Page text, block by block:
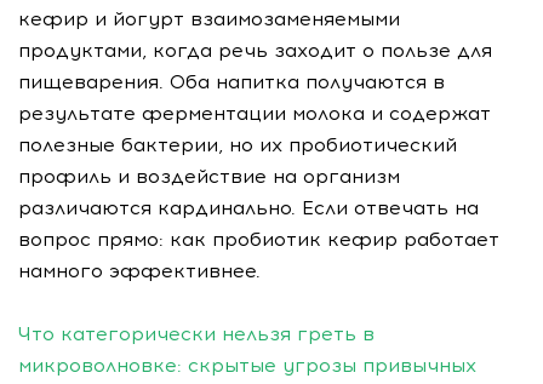
кефир и йогурт взаимозаменяемыми
продуктами, когда речь заходит о пользе для
пищеварения. Оба напитка получаются в
результате ферментации молока и содержат
полезные бактерии, но их пробиотический
профиль и воздействие на организм
различаются кардинально. Если отвечать на
вопрос прямо: как пробиотик кефир работает
намного эффективнее.
Что категорически нельзя греть в
микроволновке: скрытые угрозы привычных